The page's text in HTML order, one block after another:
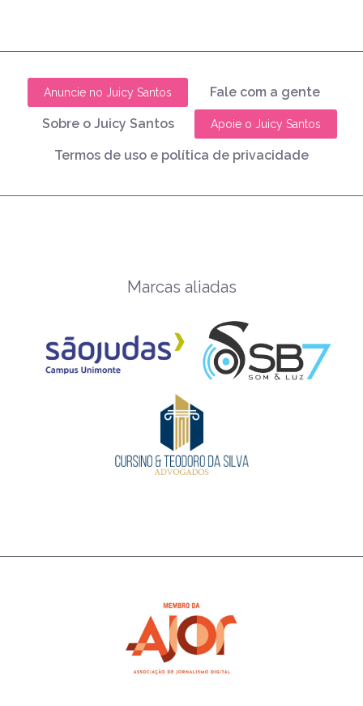
Anuncie no Juicy Santos Fale com a gente
Sobre o Juicy Santos Apoie o Juicy Santos
Termos de uso e política de privacidade
Marcas aliadas